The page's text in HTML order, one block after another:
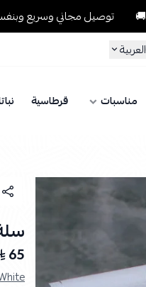
توصيل مجاني وسريع وبنفس اليوم
العربية
مناسبات قرطاسية
65
,